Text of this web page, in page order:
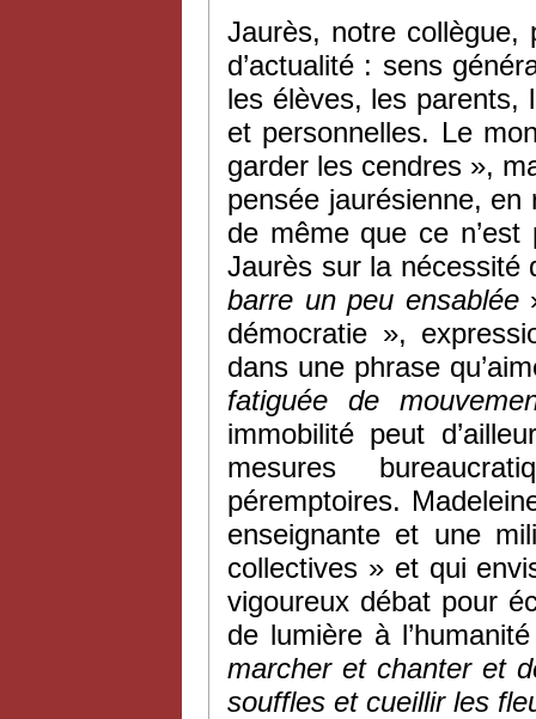
Jaurès, notre collègue,
d’actualité : sens
les élèves, les parents,
et personnelles. Le
garder les cendres »,
pensée jaurésienne,
de même que ce
Jaurès sur la
barre un peu ensablée
démocratie »,
dans une phrase
fatiguée de
immobilité peut
mesures
péremptoires.
enseignante et une
collectives » et qui
vigoureux débat pour
de lumière à
marcher et chanter et
souffles et cueillir les